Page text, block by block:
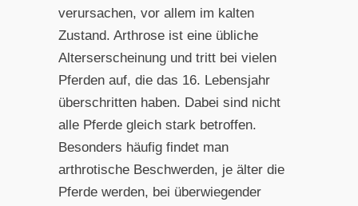
verursachen, vor allem im kalten
Zustand. Arthrose ist eine übliche
Alterserscheinung und tritt bei vielen
Pferden auf, die das 16. Lebensjahr
überschritten haben. Dabei sind nicht
alle Pferde gleich stark betroffen.
Besonders häufig findet man
arthrotische Beschwerden, je älter die
Pferde werden, bei überwiegender